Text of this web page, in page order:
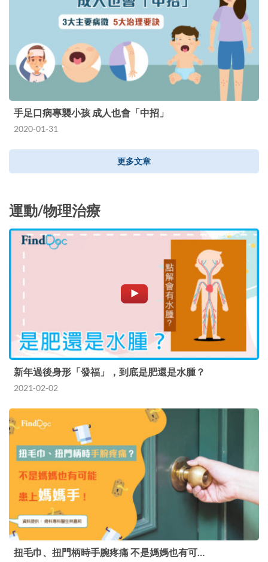
手足口病專襲小孩 成人也會「中招」
2020-01-31
更多文章
運動/物理治療
新年過後身形「發福」，到底是肥還是水腫？
2021-02-02
扭毛巾、扭門柄時手腕疼痛 不是媽媽也有可…